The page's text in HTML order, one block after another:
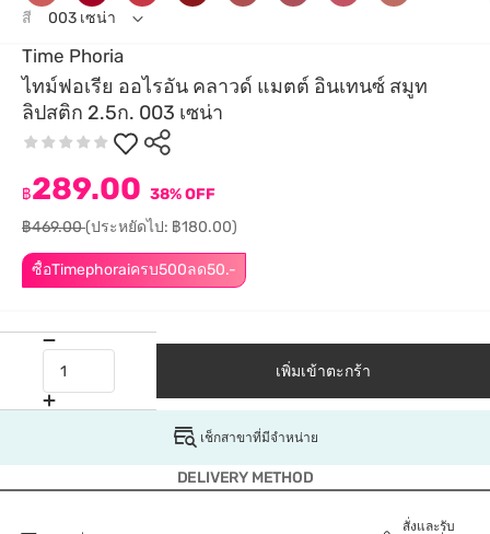
Time Phoria
ไทม์ฟอเรีย ออไรอัน คลาวด์ แมตต์ อินเทนซ์ สมูท
ลิปสติก 2.5ก. 003 เซน่า
ซื้อTimephoraiครบ500ลด50.-
฿289.00 38% OFF
฿469.00(ประหยัดไป: ฿180.00)
สี 003 เซน่า
เพิ่มเข้าตะกร้า
เช็กสาขาที่มีจำหน่าย
DELIVERY METHOD
สั่งและรับ